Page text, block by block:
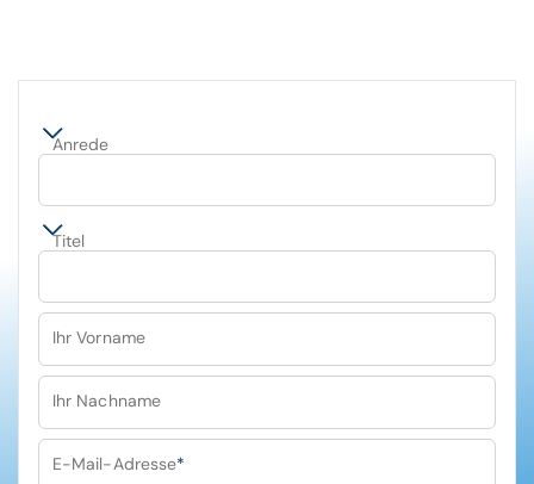
Anrede
Titel
Ihr Vorname
Ihr Nachname
E-Mail-Adresse*